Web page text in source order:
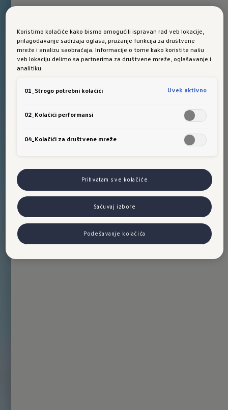
Koristimo kolačiće kako bismo omogućili ispravan rad veb lokacije,
prilagođavanje sadržaja oglasa, pružanje funkcija za društvene
mreže i analizu saobraćaja. Informacije o tome kako koristite našu
veb lokaciju delimo sa partnerima za društvene mreže, oglašavanje i
analitiku.
01_Strogo potrebni kolačići Uvek aktivno
02_Kolačići performansi
04_Kolačići za društvene mreže
Prihvatam sve kolačiće
Sačuvaj izbore
Podešavanje kolačića